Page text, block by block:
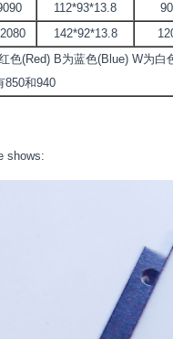
112*93*13.8
142*92*13.8
色(Red) B为蓝色(Blue) W为白
850和940
shows: